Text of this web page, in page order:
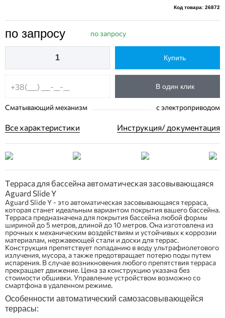
Код товара: 26872
по запросу по запросу
Купить
В один клик
Сматывающий механизм с электроприводом
Все характеристики Инструкция/ документация
Терраса для бассейна автоматическая засовывающаяся
Aguard Slide Y
Aguard Slide Y - это автоматическая засовывающаяся терраса,
которая станет идеальным вариантом покрытия вашего бассейна.
Терраса предназначена для покрытия бассейна любой формы
шириной до 5 метров, длиной до 10 метров. Она изготовлена из
прочных к механическим воздействиям и устойчивых к коррозии
материалам, нержавеющей стали и доски для террас.
Конструкция препятствует попаданию в воду ультрафиолетового
излучения, мусора, а также предотвращает потерю поды путем
испарения. В случае возникновения любого препятствия терраса
прекращает движение. Цена за конструкцию указана без
стоимости обшивки. Управление устройством возможно со
смартфона в удаленном режиме.
Особенности автоматический самозасовывающейся
террасы: